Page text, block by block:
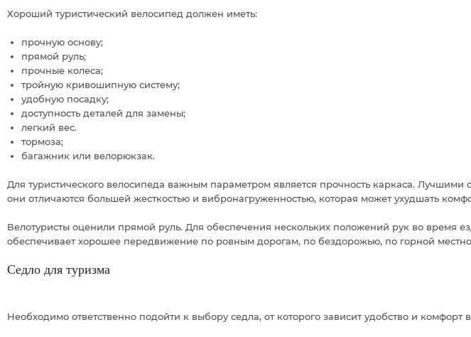
Хороший туристический велосипед должен иметь:
прочную основу;
прямой руль;
прочные колеса;
тройную кривошипную систему;
удобную посадку;
доступность деталей для замены;
легкий вес.
тормоза;
багажник или велорюкзак.
Для туристического велосипеда важным параметром является прочность каркаса.
они отличаются большей жесткостью и вибронагруженностью, которая может ухудшать
Велотуристы оценили прямой руль. Для обеспечения нескольких положений рук во время
обеспечивает хорошее передвижение по ровным дорогам, по бездорожью, по горной
Седло для туризма
Необходимо ответственно подойти к выбору седла, от которого зависит удобство и